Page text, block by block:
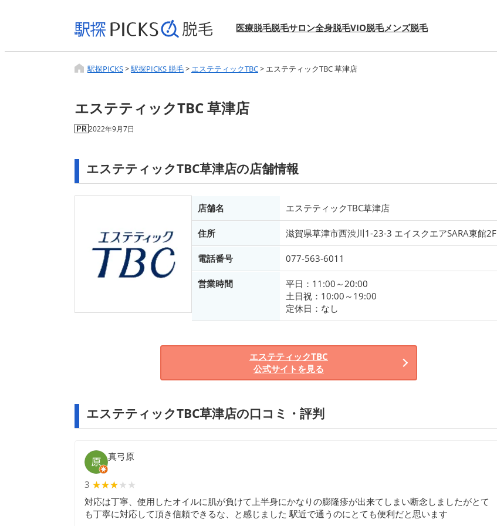
医療脱毛脱毛サロン全身脱毛VIO脱毛メンズ脱毛
駅探PICKS>駅探PICKS 脱毛> エステティックTBC> エステティックTBC 草津店
エステティックTBC 草津店
2022年9月7日
エステティックTBC草津店の店舗情報
店舗名 エステティックTBC草津店
住所 滋賀県草津市西渋川1-23-3 エイスクエアSARA東館2F
電話番号 077-563-6011
営業時間
平日：11:00～20:00
土日祝：10:00～19:00
定休日：なし
エステティックTBC
公式サイトを見る
エステティックTBC草津店の口コミ・評判
真弓原
3 ★★★★★
★★★
対応は丁寧、使用したオイルに肌が負けて上半身にかなりの膨隆疹が出来てしまい断念しましたがとて
も丁寧に対応して頂き信頼できるな、と感じました 駅近で通うのにとても便利だと思います